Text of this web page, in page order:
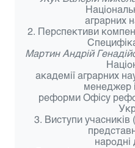
аграрних
2. Перспективи
Мартин Андрій
академії аграрних
менеджер
реформи Офісу
3. Виступи учасників
народні